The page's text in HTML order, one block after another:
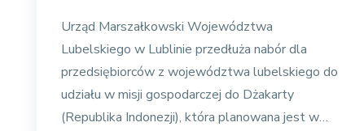
Urząd Marszałkowski Województwa
Lubelskiego w Lublinie przedłuża nabór dla
przedsiębiorców z województwa lubelskiego do
udziału w misji gospodarczej do Dżakarty
(Republika Indonezji), która planowana jest w